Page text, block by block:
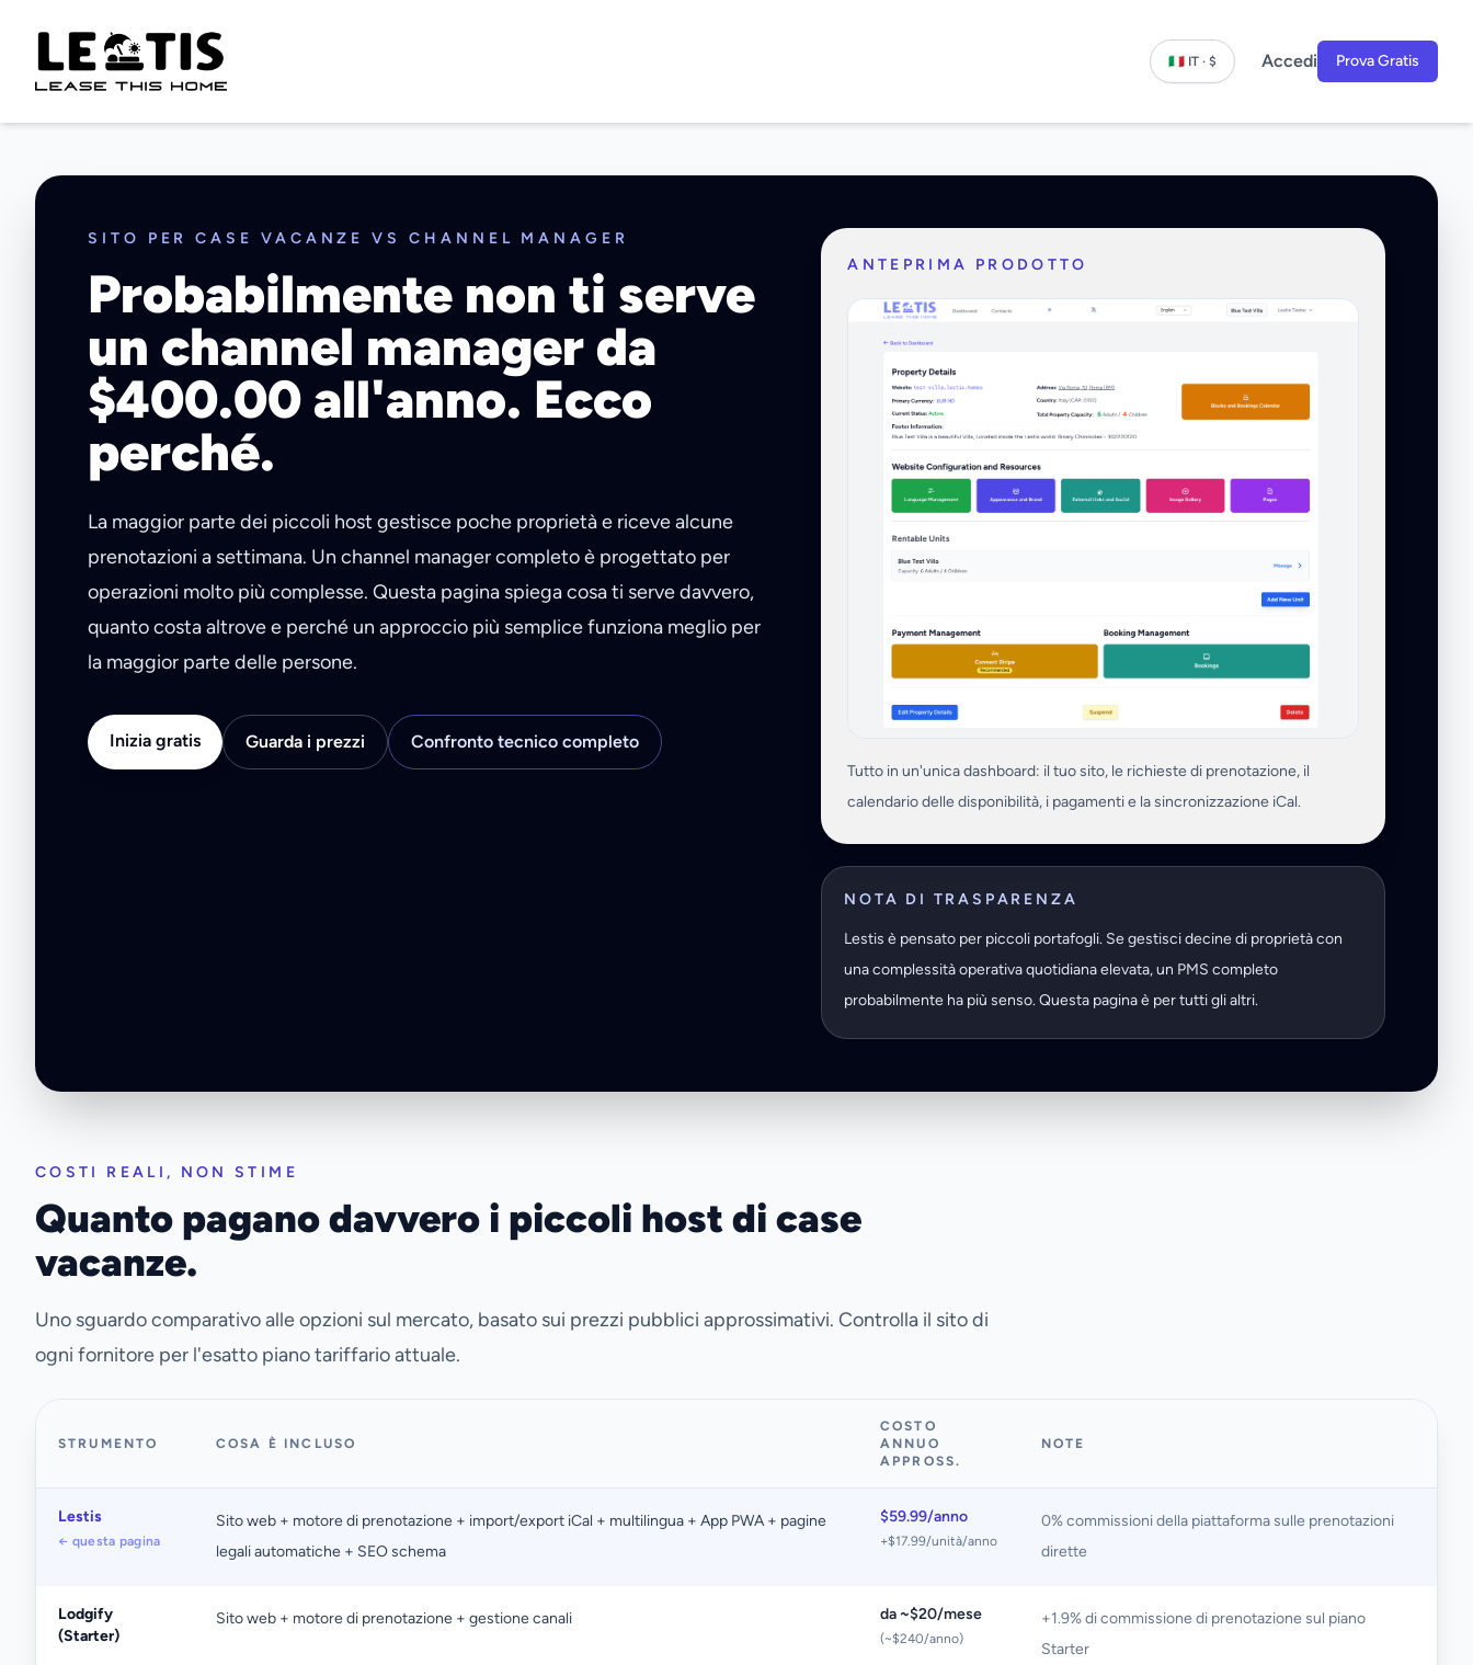
🇮🇹 IT · $ Accedi Prova Gratis
SITO PER CASE VACANZE VS CHANNEL MANAGER
Probabilmente non ti serve
un channel manager da
$400.00 all'anno. Ecco
perché.
La maggior parte dei piccoli host gestisce poche proprietà e riceve alcune
prenotazioni a settimana. Un channel manager completo è progettato per
operazioni molto più complesse. Questa pagina spiega cosa ti serve davvero,
quanto costa altrove e perché un approccio più semplice funziona meglio per
la maggior parte delle persone.
Inizia gratis Guarda i prezzi Confronto tecnico completo
ANTEPRIMA PRODOTTO
Tutto in un'unica dashboard: il tuo sito, le richieste di prenotazione, il
calendario delle disponibilità, i pagamenti e la sincronizzazione iCal.
NOTA DI TRASPARENZA
Lestis è pensato per piccoli portafogli. Se gestisci decine di proprietà con
una complessità operativa quotidiana elevata, un PMS completo
probabilmente ha più senso. Questa pagina è per tutti gli altri.
COSTI REALI, NON STIME
Quanto pagano davvero i piccoli host di case
vacanze.
Uno sguardo comparativo alle opzioni sul mercato, basato sui prezzi pubblici approssimativi. Controlla il sito di
ogni fornitore per l'esatto piano tariffario attuale.
STRUMENTO COSA È INCLUSO
COSTO
ANNUO
APPROSS.
NOTE
Lestis
← questa pagina
Sito web + motore di prenotazione + import/export iCal + multilingua + App PWA + pagine
legali automatiche + SEO schema
$59.99/anno
+$17.99/unità/anno
0% commissioni della piattaforma sulle prenotazioni
dirette
Lodgify
(Starter)
Sito web + motore di prenotazione + gestione canali da ~$20/mese
(~$240/anno)
+1.9% di commissione di prenotazione sul piano
Starter